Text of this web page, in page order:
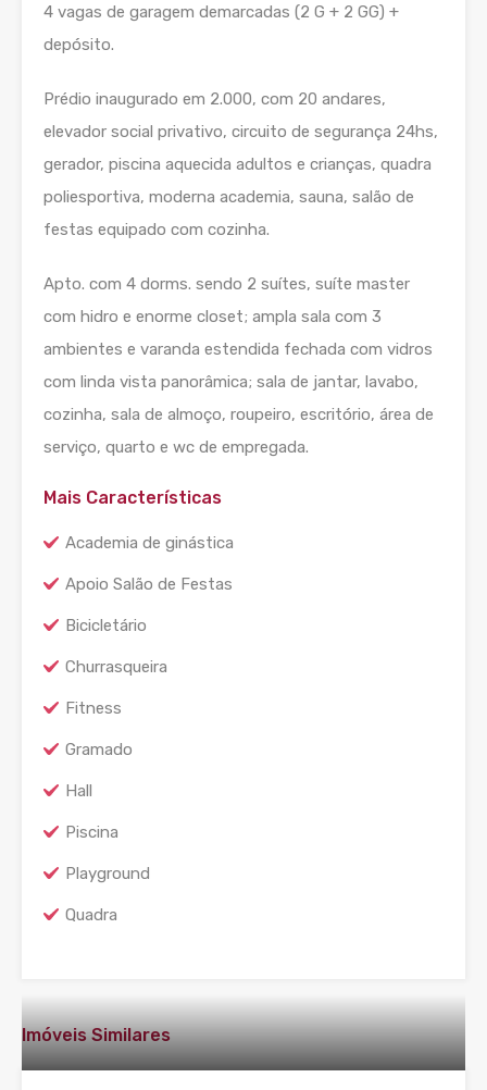
4 vagas de garagem demarcadas (2 G + 2 GG) +
depósito.
Prédio inaugurado em 2.000, com 20 andares,
elevador social privativo, circuito de segurança 24hs,
gerador, piscina aquecida adultos e crianças, quadra
poliesportiva, moderna academia, sauna, salão de
festas equipado com cozinha.
Apto. com 4 dorms. sendo 2 suítes, suíte master
com hidro e enorme closet; ampla sala com 3
ambientes e varanda estendida fechada com vidros
com linda vista panorâmica; sala de jantar, lavabo,
cozinha, sala de almoço, roupeiro, escritório, área de
serviço, quarto e wc de empregada.
Mais Características
Academia de ginástica
Apoio Salão de Festas
Bicicletário
Churrasqueira
Fitness
Gramado
Hall
Piscina
Playground
Quadra
Imóveis Similares